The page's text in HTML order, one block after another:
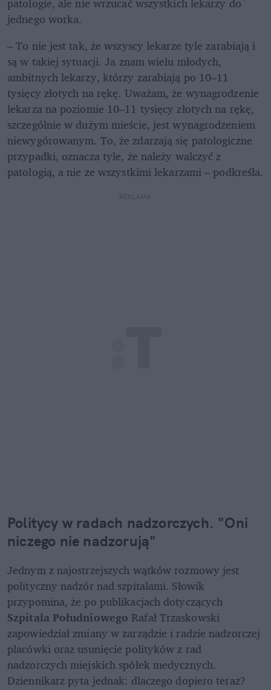
jednego worka.
– To nie jest tak, że wszyscy lekarze tyle zarabiają i
są w takiej sytuacji. Ja znam wielu młodych,
ambitnych lekarzy, którzy zarabiają po 10–11
tysięcy złotych na rękę. Uważam, że wynagrodzenie
lekarza na poziomie 10–11 tysięcy złotych na rękę,
szczególnie w dużym mieście, jest wynagrodzeniem
niewygórowanym. To, że zdarzają się patologiczne
przypadki, oznacza tyle, że należy walczyć z
patologią, a nie ze wszystkimi lekarzami – podkreśla.
REKLAMA
Politycy w radach nadzorczych. "Oni
niczego nie nadzorują"
Jednym z najostrzejszych wątków rozmowy jest
polityczny nadzór nad szpitalami. Słowik
Szpitala Południowego Rafał Trzaskowski
zapowiedział zmiany w zarządzie i radzie nadzorczej
placówki oraz usunięcie polityków z rad
nadzorczych miejskich spółek medycznych.
Dziennikarz pyta jednak: dlaczego dopiero teraz?